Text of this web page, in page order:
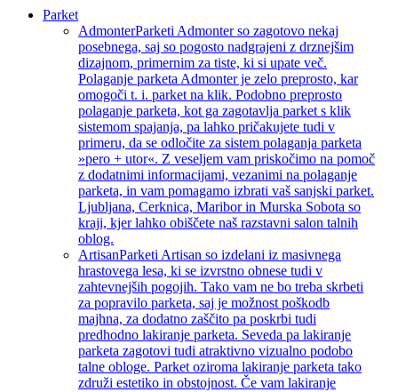
Parket
AdmonterParketi Admonter so zagotovo nekaj
posebnega, saj so pogosto nadgrajeni z drznejšim
dizajnom, primernim za tiste, ki si upate več.
Polaganje parketa Admonter je zelo preprosto, kar
omogoči t. i. parket na klik. Podobno preprosto
polaganje parketa, kot ga zagotavlja parket s klik
sistemom spajanja, pa lahko pričakujete tudi v
primeru, da se odločite za sistem polaganja parketa
»pero + utor«. Z veseljem vam priskočimo na pomoč
z dodatnimi informacijami, vezanimi na polaganje
parketa, in vam pomagamo izbrati vaš sanjski parket.
Ljubljana, Cerknica, Maribor in Murska Sobota so
kraji, kjer lahko obiščete naš razstavni salon talnih
oblog.
ArtisanParketi Artisan so izdelani iz masivnega
hrastovega lesa, ki se izvrstno obnese tudi v
zahtevnejših pogojih. Tako vam ne bo treba skrbeti
za popravilo parketa, saj je možnost poškodb
majhna, za dodatno zaščito pa poskrbi tudi
predhodno lakiranje parketa. Seveda pa lakiranje
parketa zagotovi tudi atraktivno vizualno podobo
talne obloge. Parket oziroma lakiranje parketa tako
združi estetiko in obstojnost. Če vam lakiranje